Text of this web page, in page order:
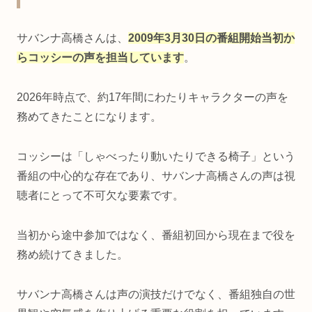
サバンナ高橋さんは、 2009年3月30日の番組開始当初か
らコッシーの声を担当しています。
2026年時点で、約17年間にわたりキャラクターの声を
務めてきたことになります。
コッシーは「しゃべったり動いたりできる椅子」という
番組の中心的な存在であり、サバンナ高橋さんの声は視
聴者にとって不可欠な要素です。
当初から途中参加ではなく、番組初回から現在まで役を
務め続けてきました。
サバンナ高橋さんは声の演技だけでなく、番組独自の世